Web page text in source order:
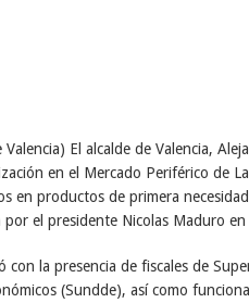
Valencia) El alcalde de Valencia,
en el Mercado Periférico de
en productos de primera
por el presidente Nicolas Maduro
con la presencia de fiscales de
(Sundde), así como